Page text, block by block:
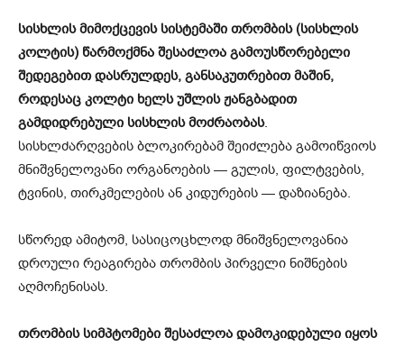
სისხლის მიმოქცევის სისტემაში თრომბის (სისხლის
კოლტის) წარმოქმნა შესაძლოა გამოუსწორებელი
შედეგებით დასრულდეს, განსაკუთრებით მაშინ,
როდესაც კოლტი ხელს უშლის ჟანგბადით
გამდიდრებული სისხლის მოძრაობას.
სისხლძარღვების ბლოკირებამ შეიძლება გამოიწვიოს
მნიშვნელოვანი ორგანოების — გულის, ფილტვების,
ტვინის, თირკმელების ან კიდურების — დაზიანება.
სწორედ ამიტომ, სასიცოცხლოდ მნიშვნელოვანია
დროული რეაგირება თრომბის პირველი ნიშნების
აღმოჩენისას.
თრომბის სიმპტომები შესაძლოა დამოკიდებული იყოს